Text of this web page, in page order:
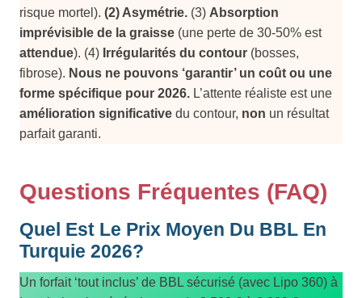
risque mortel). (2) Asymétrie. (3) Absorption
imprévisible de la graisse (une perte de 30-50% est
attendue). (4) Irrégularités du contour (bosses,
fibrose). Nous ne pouvons ‘garantir’ un coût ou une
forme spécifique pour 2026. L’attente réaliste est une
amélioration significative du contour, non un résultat
parfait garanti.
Questions Fréquentes (FAQ)
Quel Est Le Prix Moyen Du BBL En
Turquie 2026?
Un forfait ‘tout inclus’ de BBL sécurisé (avec Lipo 360) à